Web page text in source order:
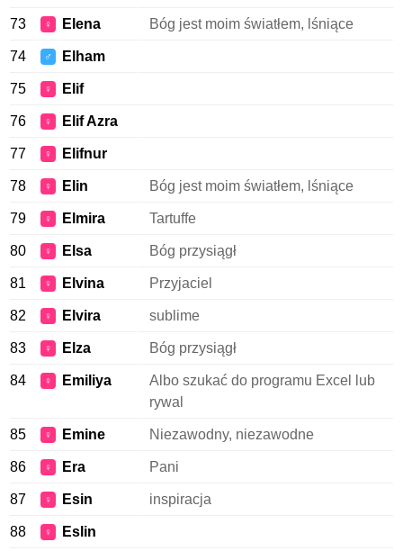
73 ♀ Elena Bóg jest moim światłem, lśniące
74 ♂ Elham
75 ♀ Elif
76 ♀ Elif Azra
77 ♀ Elifnur
78 ♀ Elin Bóg jest moim światłem, lśniące
79 ♀ Elmira Tartuffe
80 ♀ Elsa Bóg przysiągł
81 ♀ Elvina Przyjaciel
82 ♀ Elvira sublime
83 ♀ Elza Bóg przysiągł
84 ♀ Emiliya
Albo szukać do programu Excel lub
rywal
85 ♀ Emine Niezawodny, niezawodne
86 ♀ Era Pani
87 ♀ Esin inspiracja
88 ♀ Eslin